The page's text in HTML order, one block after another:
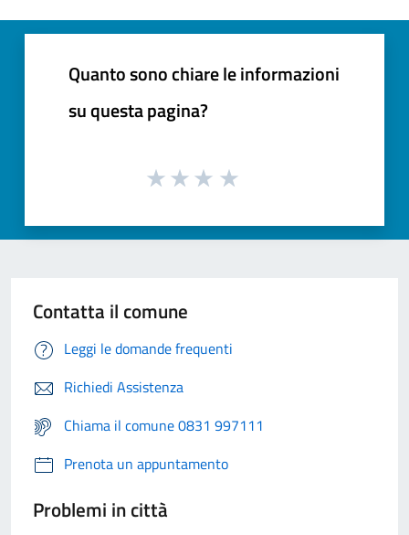
Quanto sono chiare le informazioni
su questa pagina?
Contatta il comune
Leggi le domande frequenti
Richiedi Assistenza
Chiama il comune 0831 997111
Prenota un appuntamento
Problemi in città